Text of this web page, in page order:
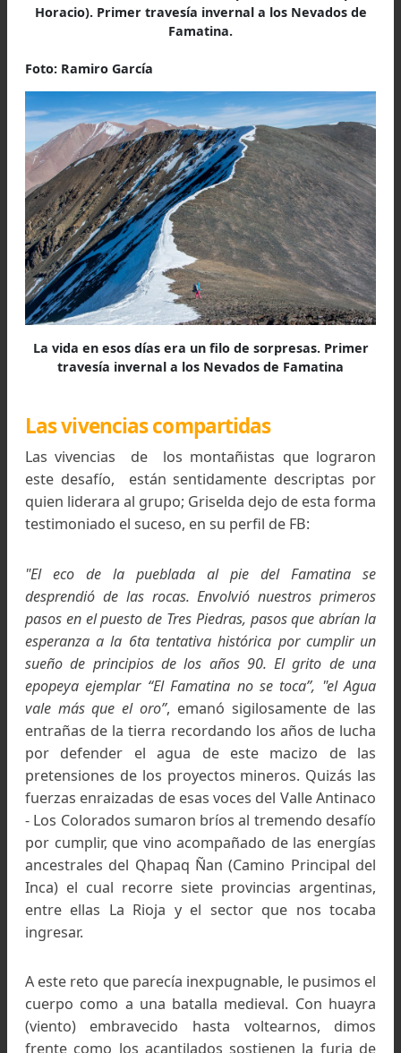
Eran las 22 horas del 8vo día, con más de 33
(con muchos km) andados por la inmensidad
Famatina, y, mientras tomábamos un buen
caliente de recibimiento, los dolores y el
se agudizaban, tanto como la ansiedad de
vivido a quienes siempre nos
pacientemente, en la comodidad y calidez
que llamamos hogar, a dónde siempre
volver, donde realmente finaliza una expedición.
Libro de cumbre en la Cima del Cerro Negro
Primer travesía invernal a los Nevados de